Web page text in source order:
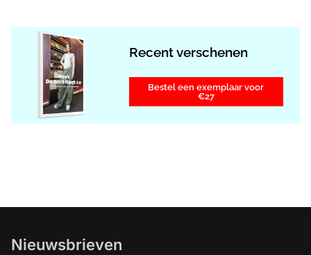
Recent verschenen
Bestel een exemplaar voor
€27
Nieuwsbrieven